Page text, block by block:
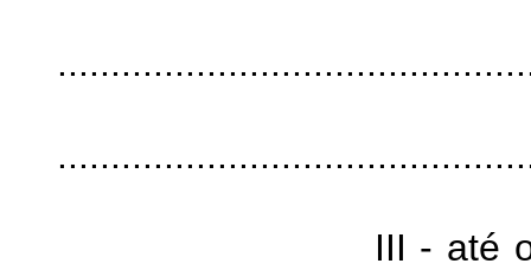
III - até o valor de